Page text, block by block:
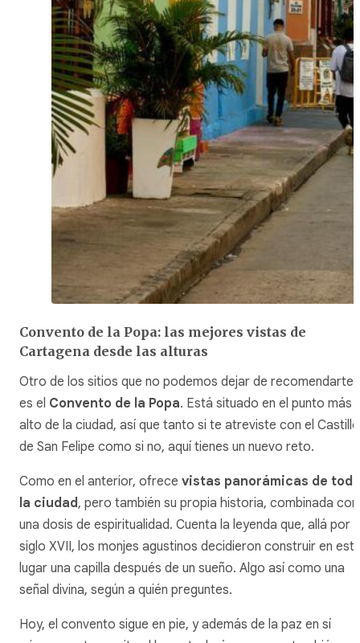
Convento de la Popa: las mejores vistas de
Cartagena desde las alturas
Otro de los sitios que no podemos dejar de recomendarte
es el Convento de la Popa. Está situado en el punto más
alto de la ciudad, así que tanto si te atreviste con el Castillo
de San Felipe como si no, aquí tienes un nuevo reto.
Como en el anterior, ofrece vistas panorámicas de toda
la ciudad , pero también su propia historia, combinada con
una dosis de espiritualidad. Cuenta la leyenda que, allá por
siglo XVII, los monjes agustinos decidieron construir en
lugar una capilla después de un sueño. Algo así como una
señal divina, según a quién preguntes.
Hoy, el convento sigue en pie, y además de la paz en sí